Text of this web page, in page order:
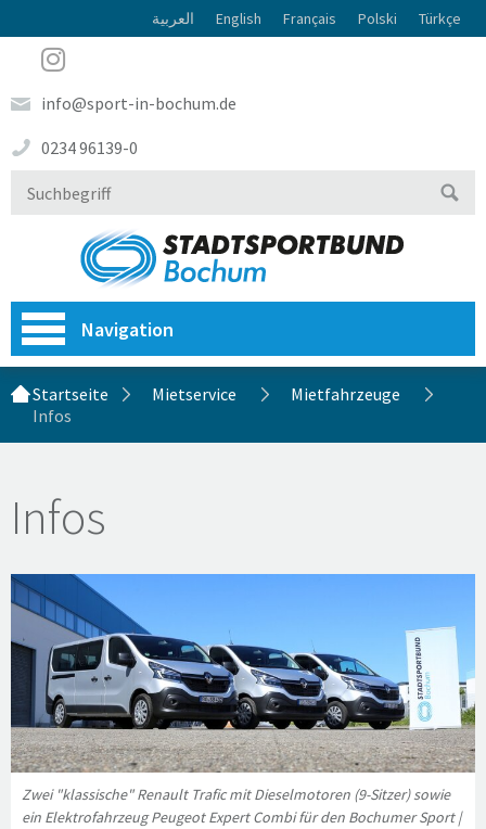
العربية English Français Polski Türkçe
info@sport-in-bochum.de
0234 96139-0
Navigation
Startseite Mietservice
Mietfahrzeuge
Infos
Infos
Zwei "klassische" Renault Trafic mit Dieselmotoren (9-Sitzer) sowie
ein Elektrofahrzeug Peugeot Expert Combi für den Bochumer Sport |